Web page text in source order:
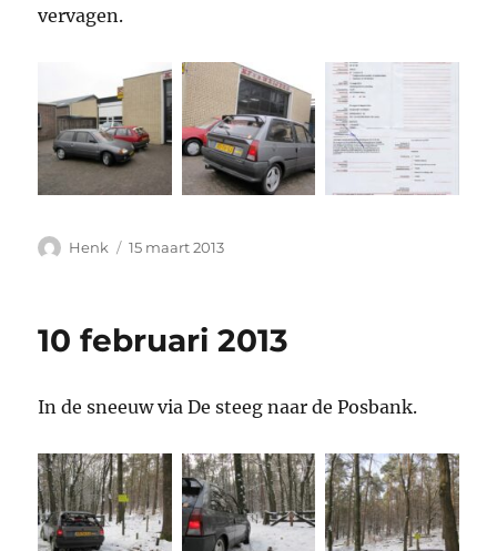
vervagen.
Auteur
Henk
Geplaatst
15 maart 2013
10 februari 2013
In de sneeuw via De steeg naar de Posbank.